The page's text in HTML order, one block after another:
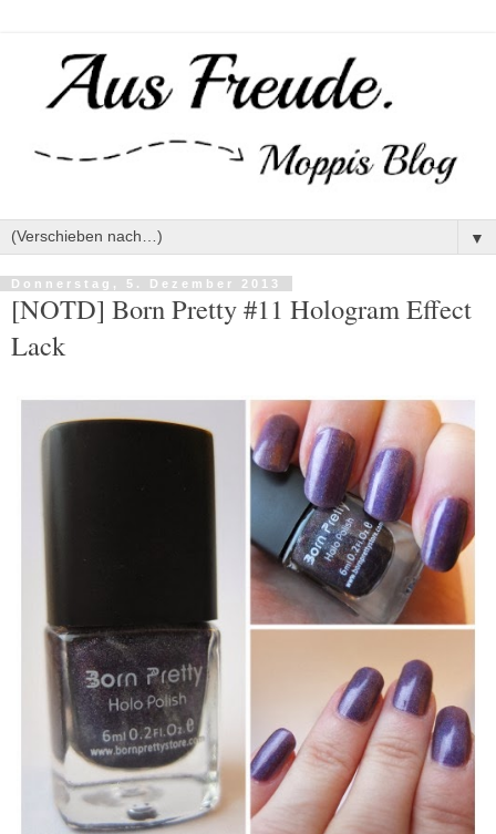
▼
Donnerstag, 5. Dezember 2013
[NOTD] Born Pretty #11 Hologram Effect
Lack